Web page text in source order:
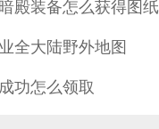
殿装备怎么获得图纸
全大陆野外地图
功怎么领取